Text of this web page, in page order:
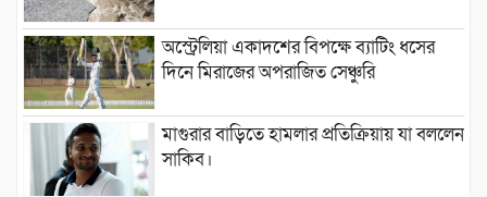
অস্ট্রেলিয়া একাদশের বিপক্ষে ব্যাটিং ধসের
দিনে মিরাজের অপরাজিত সেঞ্চুরি
মাগুরার বাড়িতে হামলার প্রতিক্রিয়ায় যা বললেন
সাকিব।